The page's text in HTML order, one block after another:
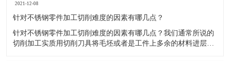
2021-12-08
针对不锈钢零件加工切削难度的因素有哪几点？
针对不锈钢零件加工切削难度的因素有哪几点？我们通常所说的
切削加工实质用切削刀具将毛坯或者是工件上多余的材料进层进